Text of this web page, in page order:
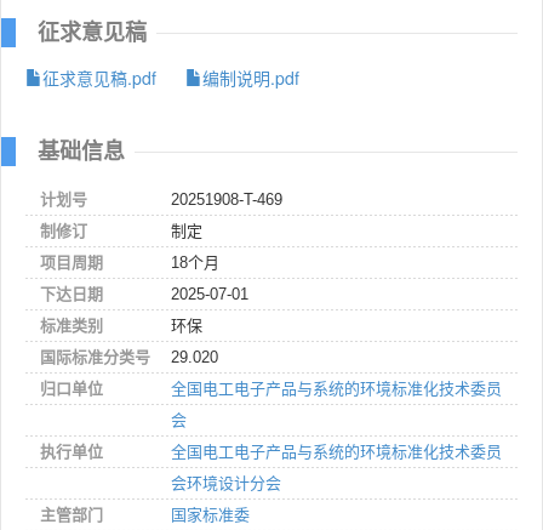
征求意见稿
征求意见稿.pdf
编制说明.pdf
基础信息
计划号
20251908-T-469
制修订
制定
项目周期
18个月
下达日期
2025-07-01
标准类别
环保
国际标准分类号
29.020
归口单位
全国电工电子产品与系统的环境标准化技术委员
会
执行单位
全国电工电子产品与系统的环境标准化技术委员
会环境设计分会
主管部门
国家标准委